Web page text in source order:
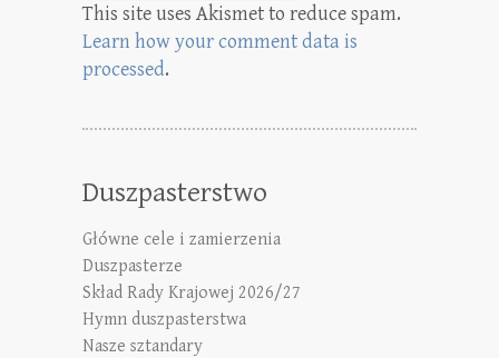
This site uses Akismet to reduce spam.
Learn how your comment data is
processed.
Duszpasterstwo
Główne cele i zamierzenia
Duszpasterze
Skład Rady Krajowej 2026/27
Hymn duszpasterstwa
Nasze sztandary